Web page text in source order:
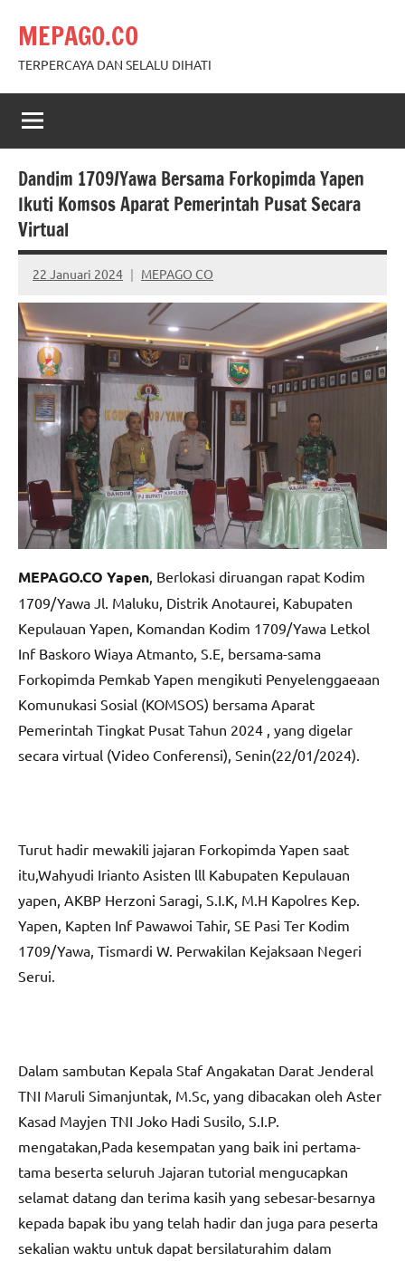
content
MEPAGO.CO
TERPERCAYA DAN SELALU DIHATI
Dandim 1709/Yawa Bersama Forkopimda Yapen
Ikuti Komsos Aparat Pemerintah Pusat Secara
Virtual
22 Januari 2024 MEPAGO CO
No
comments
MEPAGO.CO Yapen , Berlokasi diruangan rapat Kodim
1709/Yawa Jl. Maluku, Distrik Anotaurei, Kabupaten
Kepulauan Yapen, Komandan Kodim 1709/Yawa Letkol
Inf Baskoro Wiaya Atmanto, S.E, bersama-sama
Forkopimda Pemkab Yapen mengikuti Penyelenggaeaan
Komunukasi Sosial (KOMSOS) bersama Aparat
Pemerintah Tingkat Pusat Tahun 2024 , yang digelar
secara virtual (Video Conferensi), Senin(22/01/2024).
Turut hadir mewakili jajaran Forkopimda Yapen saat
itu,Wahyudi Irianto Asisten lll Kabupaten Kepulauan
yapen, AKBP Herzoni Saragi, S.I.K, M.H Kapolres Kep.
Yapen, Kapten Inf Pawawoi Tahir, SE Pasi Ter Kodim
1709/Yawa, Tismardi W. Perwakilan Kejaksaan Negeri
Serui.
Dalam sambutan Kepala Staf Angakatan Darat Jenderal
TNI Maruli Simanjuntak, M.Sc, yang dibacakan oleh Aster
Kasad Mayjen TNI Joko Hadi Susilo, S.I.P.
mengatakan,Pada kesempatan yang baik ini pertama-
tama beserta seluruh Jajaran tutorial mengucapkan
selamat datang dan terima kasih yang sebesar-besarnya
kepada bapak ibu yang telah hadir dan juga para peserta
sekalian waktu untuk dapat bersilaturahim dalam